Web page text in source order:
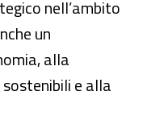
nell’ambito
un
alla
e alla